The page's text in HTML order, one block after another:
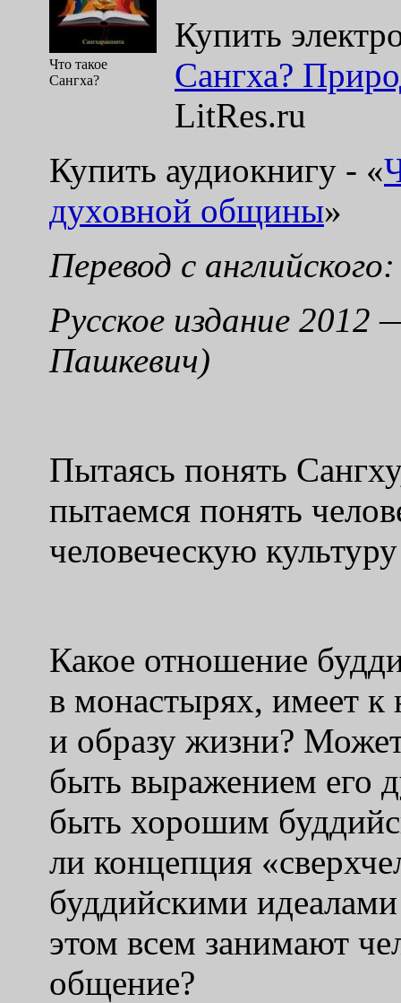
Что такое
Сангха?
Купить
Сангха?
LitRes.ru
Купить аудиокнигу - «
духовной общины»
Перевод с
Русское издание
Пашкевич)
Пытаясь понять
пытаемся понять
человеческую
Какое отношение
в монастырях, имеет
и образу жизни?
быть выражением его
быть хорошим
ли концепция
буддийскими
этом всем занимают
общение?